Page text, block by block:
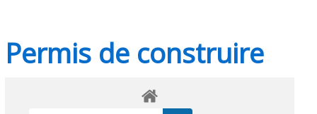
Permis de construire